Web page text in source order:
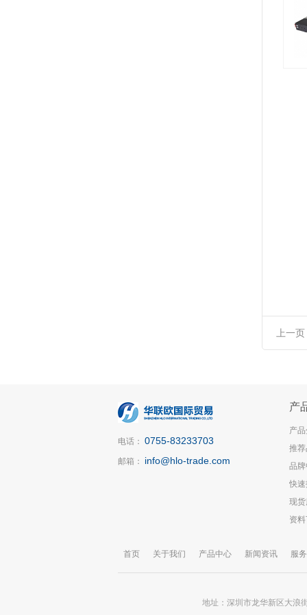
上一页
电话： 0755-83233703
邮箱： info@hlo-trade.com
产
产
推
品
快速
现
资
首页 关于我们 产品中心 新闻资讯 服
地址：深圳市龙华新区大浪